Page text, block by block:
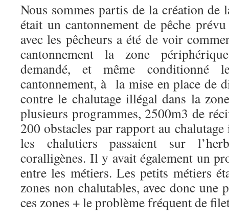
Nous sommes partis de la création de
était un cantonnement de pêche
avec les pêcheurs a été de voir
cantonnement la zone
demandé, et même conditionné
cantonnement, à la mise en place de
contre le chalutage illégal dans la
plusieurs programmes, 2500m3 de
200 obstacles par rapport au
les chalutiers passaient sur
coralligènes. Il y avait également un
entre les métiers. Les petits métiers
zones non chalutables, avec donc une
ces zones + le problème fréquent de